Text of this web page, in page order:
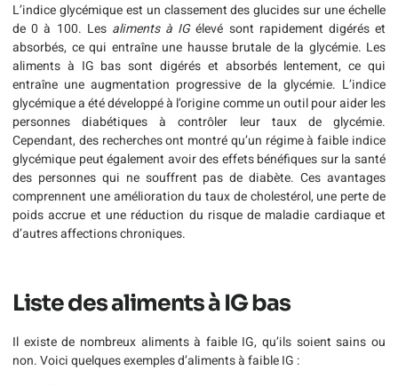
L’indice glycémique est un classement des glucides sur une échelle
de 0 à 100. Les aliments à IGélevé sont rapidement digérés et
absorbés, ce qui entraîne une hausse brutale de la glycémie. Les
aliments à IG bas sont digérés et absorbés lentement, ce qui
entraîne une augmentation progressive de la glycémie. L’indice
glycémique a été développé à l’origine comme un outil pour aider les
personnes diabétiques à contrôler leur taux de glycémie.
Cependant, des recherches ont montré qu’un régime à faible indice
glycémique peut également avoir des effets bénéfiques sur la santé
des personnes qui ne souffrent pas de diabète. Ces avantages
comprennent une amélioration du taux de cholestérol, une perte de
poids accrue et une réduction du risque de maladie cardiaque et
d’autres affections chroniques.
Liste des aliments à IG bas
Il existe de nombreux aliments à faible IG, qu’ils soient sains ou
non. Voici quelques exemples d’aliments à faible IG :